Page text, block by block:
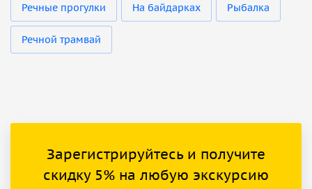
Речные прогулки На байдарках Рыбалка
Речной трамвай
Зарегистрируйтесь и получите
скидку 5% на любую экскурсию